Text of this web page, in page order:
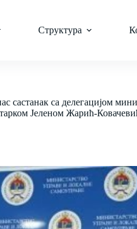
Структура
састанак са делегацијом
Јеленом Жарић-